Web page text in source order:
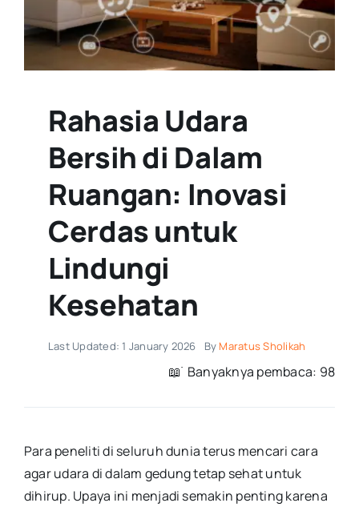
Rahasia Udara
Bersih di Dalam
Ruangan: Inovasi
Cerdas untuk
Lindungi
Kesehatan
Last Updated: 1 January 2026 By Maratus Sholikah
📖 ࣪ Banyaknya pembaca: 98
Para peneliti di seluruh dunia terus mencari cara
agar udara di dalam gedung tetap sehat untuk
dihirup. Upaya ini menjadi semakin penting karena